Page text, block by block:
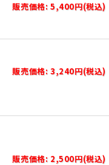
販売価格: 5,400円(税込)
販売価格: 3,240円(税込)
販売価格: 2,500円(税込)